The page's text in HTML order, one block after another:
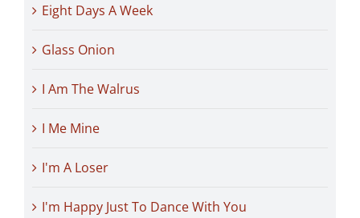
Eight Days A Week
Glass Onion
I Am The Walrus
I Me Mine
I'm A Loser
I'm Happy Just To Dance With You